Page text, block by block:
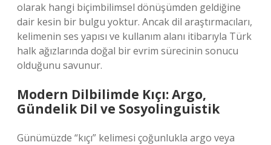
olarak hangi biçimbilimsel dönüşümden geldiğine
dair kesin bir bulgu yoktur. Ancak dil araştırmacıları,
kelimenin ses yapısı ve kullanım alanı itibarıyla Türk
halk ağızlarında doğal bir evrim sürecinin sonucu
olduğunu savunur.
Modern Dilbilimde Kıçı: Argo,
Gündelik Dil ve Sosyolinguistik
Günümüzde “kıçı” kelimesi çoğunlukla argo veya